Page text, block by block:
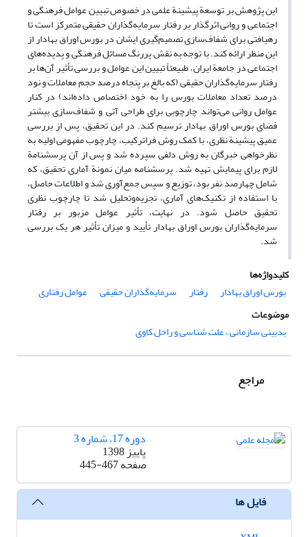
این پژوهش بر توسعة پیشینة علمی در خصوص تبیین عوامل فرهنگی و
اجتماعی و روانی اثرگذار بر رفتار سرمایه‌گذاران حقیقی متمرکز است تا
رهیافتی برای شفاف‌سازی تصمیم‌گیری ایشان در بورس اوراق بهادار از
این منظر ارائه کند. با توجه به نقش پررنگ مسائل فرهنگی و پدیده‌های
اجتماعی در جامعة ایران، طبیعتاً تبیین این عوامل و بررسی تأثیر آن‌ها بر
رفتار سرمایه‌گذاران حقیقی (که بالغ بر پنجاه درصد حجم معاملات و نود
درصد تعداد معاملات بورس را به خود اختصاص داده‌اند) در کنار
عوامل روانی می‌تواند چارچوبی برای طراحی آتی و شفاف‌سازی بیشتر
فضای بورس اوراق بهادار ترسیم کند. در این تحقیق، پس از بررسی
عمیق پیشینة نظری، با کمک روش فراترکیب، چارچوب مفهومی اولیه به
نظرخواهی خبرگان به روش دلفی سپرده شد و پس از آن پرسشنامة
لازم برای پیمایش تهیه شد. پرسشنامه میان نمونة آماری تحقیق، که
شامل چهارصد نفر بود، توزیع و سپس جمع‌آوری شد و اطلاعات حاصل،
با استفاده از تکنیک‌های آماری، تجزیه‌وتحلیل شد تا چارچوب نظری
تحقیق حاصل شود. در نهایت، تأثیر عوامل مزبور بر رفتار
سرمایه‌گذاران بورس اوراق بهادار تأیید و میزان تأثیر هر یک بررسی
شد.
کلیدواژه‌ها
بورس اوراق بهادار
رفتار سرمایه‌گذاران حقیقی
عوامل رفتاری
موضوعات
بدبینی سازمانی ، علت شناسی و راحل کاوی
مراجع
دوره 17، شماره 3
پاییز 1398
صفحه445-467
فایل ها